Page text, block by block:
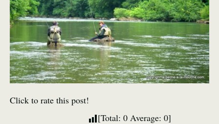
Click to rate this post!
[Total: 0 Average: 0]